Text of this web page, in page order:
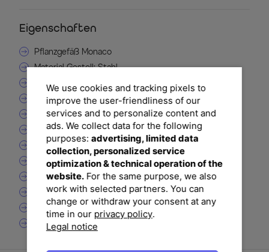
Eigenschaften
Pflanzgefäß Monaco
Material Gestell: Stahl
Finish Gestell: pulverbeschichtet
Polyrattan-Geflecht, doppel-halbrund
Farbe Geflecht: grau-braun-meliert
mit Kunststoffeinsatz
quadratische Form
robust
witterungsbeständig
langlebig
pflegeleicht
Montagezustand: montiert
We use cookies and tracking pixels to
improve the user-friendliness of our
services and to personalize content and
ads. We collect data for the following
purposes: advertising, limited data
collection, personalized service
optimization & technical operation of the
website.For the same purpose, we also
work with selected partners. You can
change or withdraw your consent at any
time in our privacy policy.
Legal notice